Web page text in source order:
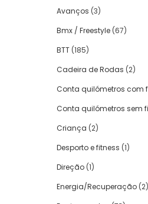
Avanços (3)
Bmx / Freestyle (67)
BTT (185)
Cadeira de Rodas (2)
Conta quilómetros com
Conta quilómetros sem
Criança (2)
Desporto e fitness (1)
Direção (1)
Energia/Recuperação (2)